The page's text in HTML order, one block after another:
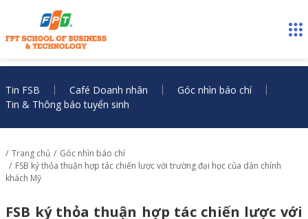
Tin FSB Café Doanh nhân
Góc nhìn báo chí
Tin & Thông báo tuyển sinh
Trang chủ
Góc nhìn báo chí
FSB ký thỏa thuận hợp tác chiến lược với trường đại học của dàn chính
khách Mỹ
FSB ký thỏa thuận hợp tác chiến lược với